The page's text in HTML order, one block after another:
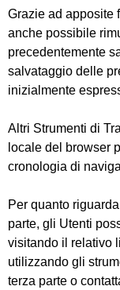
Grazie ad apposite
anche possibile
precedentemente
salvataggio delle
inizialmente
Altri Strumenti di
locale del browser
cronologia di
Per quanto
parte, gli Utenti
visitando il relativo
utilizzando gli
terza parte o